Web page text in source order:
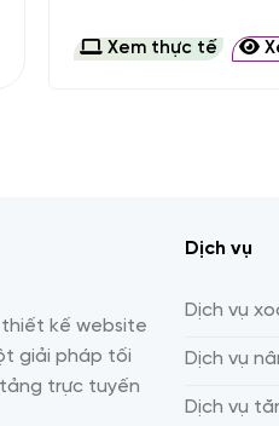
Xem thực tế
kế website
giải pháp tối
trực tuyến
Dịch vụ
Dịch vụ
Dịch vụ
Dịch vụ